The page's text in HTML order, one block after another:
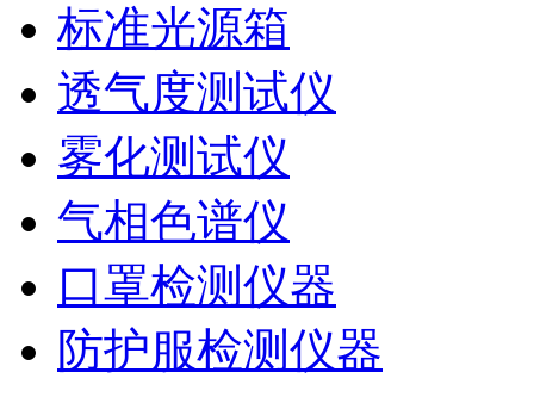
标准光源箱
透气度测试仪
雾化测试仪
气相色谱仪
口罩检测仪器
防护服检测仪器